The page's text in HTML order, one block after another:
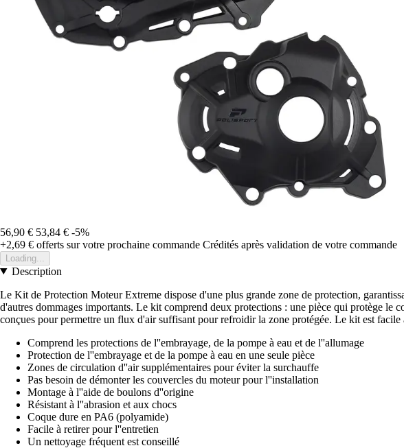
56,90 € 53,84 € -5%
+2,69 € offerts sur votre prochaine commande Crédités après validation de votre commande
Loading...
Description
Le Kit de Protection Moteur Extreme dispose d'une plus grande zone de protection,
d'autres dommages importants. Le kit comprend deux protections : une pièce qui protège le
conçues pour permettre un flux d'air suffisant pour refroidir la zone protégée. Le kit est
Comprend les protections de l''embrayage, de la pompe à eau et de l''allumage
Protection de l''embrayage et de la pompe à eau en une seule pièce
Zones de circulation d''air supplémentaires pour éviter la surchauffe
Pas besoin de démonter les couvercles du moteur pour l''installation
Montage à l''aide de boulons d''origine
Résistant à l''abrasion et aux chocs
Coque dure en PA6 (polyamide)
Facile à retirer pour l''entretien
Un nettoyage fréquent est conseillé